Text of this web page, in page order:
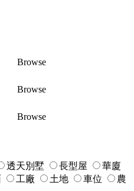
Browse
Browse
Browse
透天別墅 長型屋
華廈
工廠 土地 車位
農